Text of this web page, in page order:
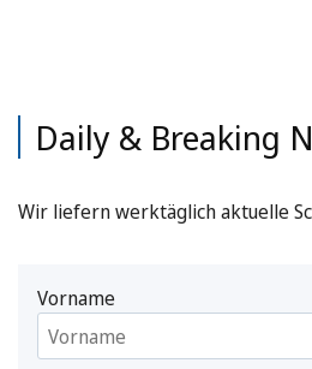
Daily & Breaking
Wir liefern werktäglich aktuelle
Vorname